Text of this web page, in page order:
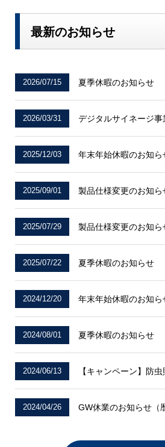
最新のお知らせ
2026/07/15 夏季休暇のお知らせ
2026/03/31 デジタルサイネージ
2025/12/03 年末年始休暇のお知ら
2025/09/01 製品仕様変更のお知ら
2025/07/29 製品仕様変更のお知ら
2025/07/22 夏季休暇のお知らせ
2024/12/20 年末年始休暇のお知ら
2024/08/01 夏季休暇のお知らせ
2024/06/13
2024/04/26